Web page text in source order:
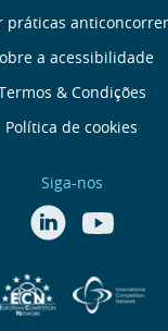
práticas
a acessibilidade
& Condições
Política de cookies
Siga-nos